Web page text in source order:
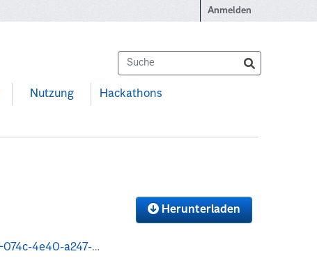
Anmelden
Nutzung Hackathons
Herunterladen
2024-komma-separiert.zip